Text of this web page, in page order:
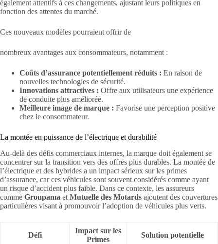
également attentifs à ces changements, ajustant leurs politiques en
fonction des attentes du marché.
Ces nouveaux modèles pourraient offrir de
nombreux avantages aux consommateurs, notamment :
Coûts d’assurance potentiellement réduits : En raison de
nouvelles technologies de sécurité.
Innovations attractives : Offre aux utilisateurs une expérience
de conduite plus améliorée.
Meilleure image de marque : Favorise une perception positive
chez le consommateur.
La montée en puissance de l’électrique et durabilité
Au-delà des défis commerciaux internes, la marque doit également se
concentrer sur la transition vers des offres plus durables. La montée de
l’électrique et des hybrides a un impact sérieux sur les primes
d’assurance, car ces véhicules sont souvent considérés comme ayant
un risque d’accident plus faible. Dans ce contexte, les assureurs
comme Groupama et Mutuelle des Motards ajoutent des couvertures
particulières visant à promouvoir l’adoption de véhicules plus verts.
Défi
Impact sur les
Primes
Solution potentielle